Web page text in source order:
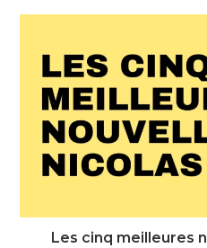
Les cinq meilleures